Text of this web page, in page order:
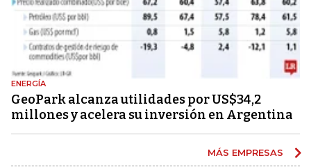
ENERGÍA
GeoPark alcanza utilidades por US$34,2
millones y acelera su inversión en Argentina
MÁS EMPRESAS